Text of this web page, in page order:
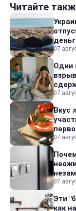
Читайте
07
Одни
07
Вкус
07
07
Эти
как